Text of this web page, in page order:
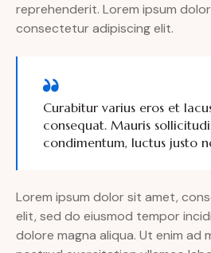
reprehenderit. Lorem ipsum
consectetur adipiscing elit.
Curabitur varius eros et
consequat. Mauris
condimentum, luctus justo
Lorem ipsum dolor sit amet,
elit, sed do eiusmod tempor
dolore magna aliqua. Ut enim ad